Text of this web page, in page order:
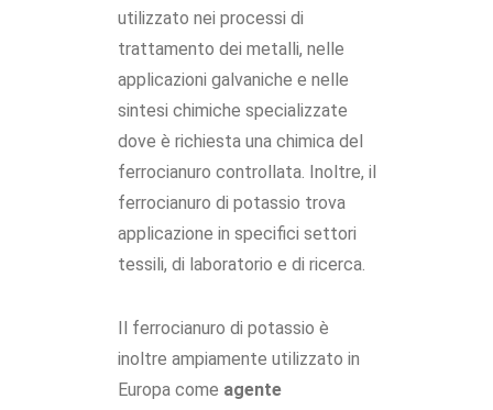
utilizzato nei processi di
trattamento dei metalli, nelle
applicazioni galvaniche e nelle
sintesi chimiche specializzate
dove è richiesta una chimica del
ferrocianuro controllata. Inoltre, il
ferrocianuro di potassio trova
applicazione in specifici settori
tessili, di laboratorio e di ricerca.
Il ferrocianuro di potassio è
inoltre ampiamente utilizzato in
Europa come agente